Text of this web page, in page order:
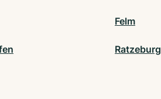
Felm
Ratzeburg